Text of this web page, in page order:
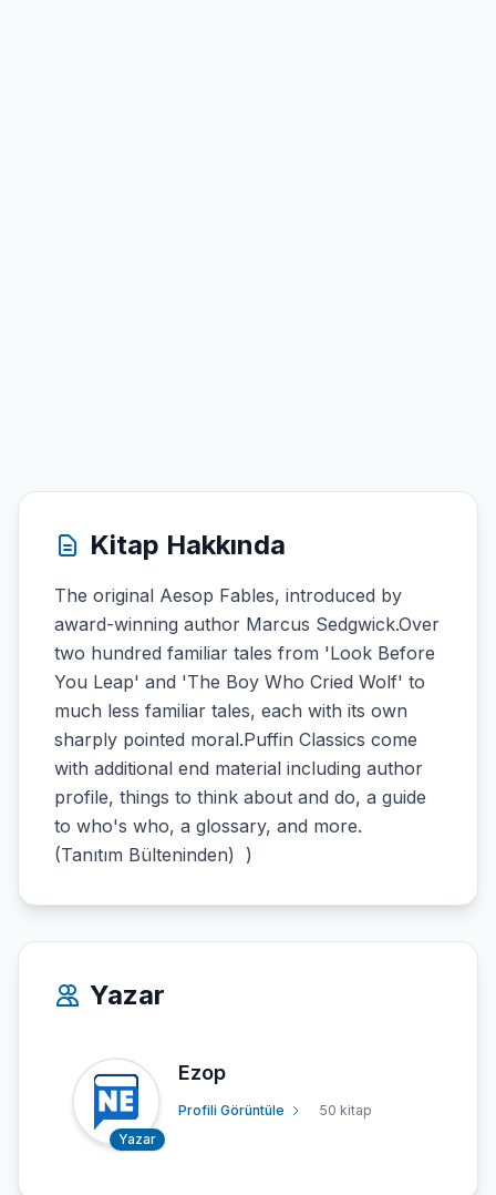
Kitap Hakkında
The original Aesop Fables, introduced by
award-winning author Marcus Sedgwick.Over
two hundred familiar tales from 'Look Before
You Leap' and 'The Boy Who Cried Wolf' to
much less familiar tales, each with its own
sharply pointed moral.Puffin Classics come
with additional end material including author
profile, things to think about and do, a guide
to who's who, a glossary, and more.
(Tanıtım Bülteninden) )
Yazar
Yazar
Ezop
Profili Görüntüle 50 kitap